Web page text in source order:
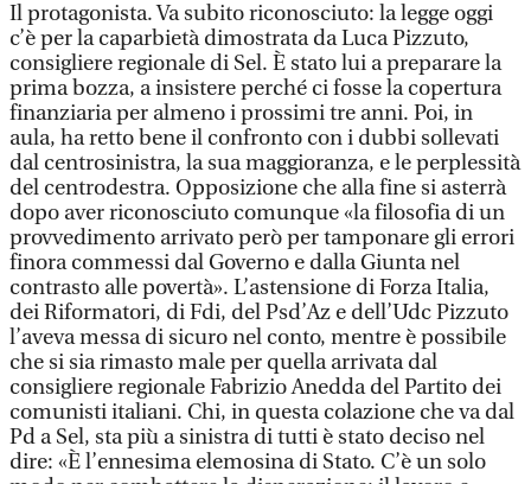
Il protagonista. Va subito riconosciuto: la legge oggi
c’è per la caparbietà dimostrata da Luca Pizzuto,
consigliere regionale di Sel. È stato lui a preparare la
prima bozza, a insistere perché ci fosse la copertura
finanziaria per almeno i prossimi tre anni. Poi, in
aula, ha retto bene il confronto con i dubbi sollevati
dal centrosinistra, la sua maggioranza, e le perplessità
del centrodestra. Opposizione che alla fine si asterrà
dopo aver riconosciuto comunque «la filosofia di un
provvedimento arrivato però per tamponare gli errori
finora commessi dal Governo e dalla Giunta nel
contrasto alle povertà». L’astensione di Forza Italia,
dei Riformatori, di Fdi, del Psd’Az e dell’Udc Pizzuto
l’aveva messa di sicuro nel conto, mentre è possibile
che si sia rimasto male per quella arrivata dal
consigliere regionale Fabrizio Anedda del Partito dei
comunisti italiani. Chi, in questa colazione che va dal
Pd a Sel, sta più a sinistra di tutti è stato deciso nel
dire: «È l’ennesima elemosina di Stato. C’è un solo